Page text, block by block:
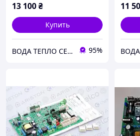
13 100₴
Купить
ВОДА ТЕПЛО СЕРВІС 95%
11